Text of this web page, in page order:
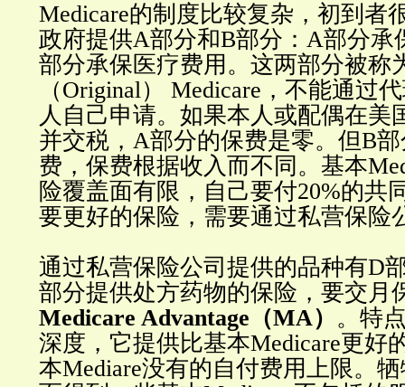
Medicare的制度比较复杂，初到者
政府提供A部分和B部分：A部分承
部分承保医疗费用。这两部分被称
（Original） Medicare，不能通过
人自己申请。如果本人或配偶在美
并交税，A部分的保费是零。但B
费，保费根据收入而不同。基本
险覆盖面有限，自己要付20%的共
要更好的保险，需要通过私营保险
通过私营保险公司提供的品种有D
部分提供处方药物的保险，要交月
Medicare Advantage（MA） 。特
深度，它提供比基本Medicare更好
本Mediare没有的自付费用上限。